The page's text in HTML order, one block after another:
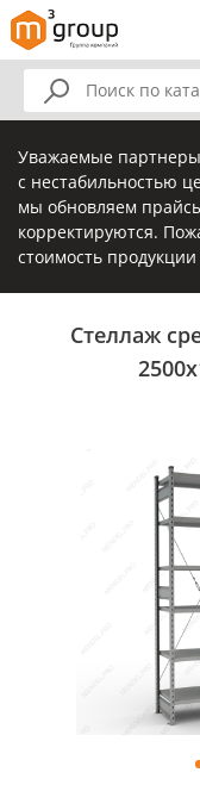
Уважаемые
с нестабильностью
мы обновляем
корректируются.
стоимость
Стеллаж